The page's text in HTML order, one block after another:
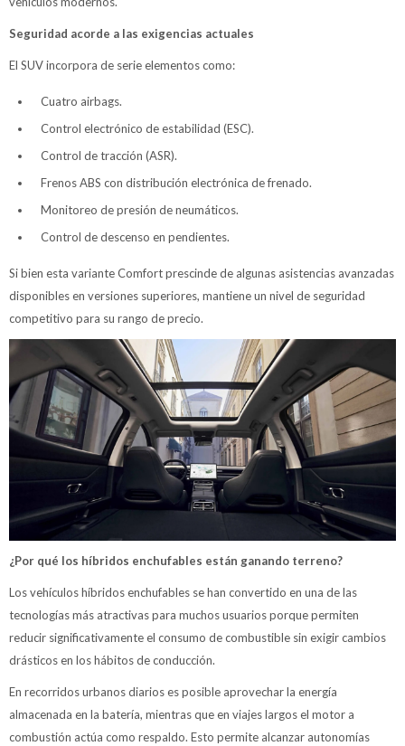
Seguridad acorde a las exigencias actuales
El SUV incorpora de serie elementos como:
Cuatro airbags.
Control electrónico de estabilidad (ESC).
Control de tracción (ASR).
Frenos ABS con distribución electrónica de frenado.
Monitoreo de presión de neumáticos.
Control de descenso en pendientes.
Si bien esta variante Comfort prescinde de algunas asistencias avanzadas
disponibles en versiones superiores, mantiene un nivel de seguridad
competitivo para su rango de precio.
¿Por qué los híbridos enchufables están ganando terreno?
Los vehículos híbridos enchufables se han convertido en una de las
tecnologías más atractivas para muchos usuarios porque permiten
reducir significativamente el consumo de combustible sin exigir cambios
drásticos en los hábitos de conducción.
En recorridos urbanos diarios es posible aprovechar la energía
almacenada en la batería, mientras que en viajes largos el motor a
combustión actúa como respaldo. Esto permite alcanzar autonomías